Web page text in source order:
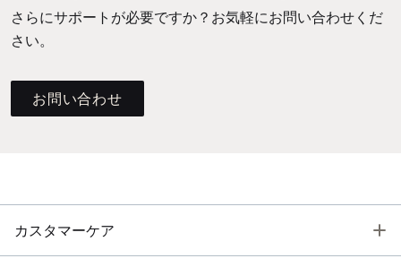
さらにサポートが必要ですか？お気軽にお問い合わせくだ
さい。
お問い合わせ
カスタマーケア